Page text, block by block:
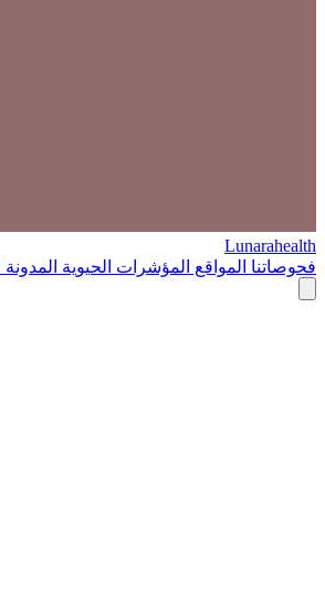
Lunarahealth
فحوصاتنا المواقع المؤشرات الحيوية المدونة